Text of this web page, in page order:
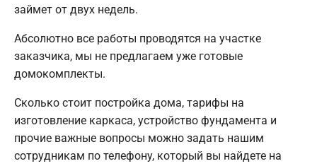
займет от двух недель.
Абсолютно все работы проводятся на участке
заказчика, мы не предлагаем уже готовые
домокомплекты.
Сколько стоит постройка дома, тарифы на
изготовление каркаса, устройство фундамента и
прочие важные вопросы можно задать нашим
сотрудникам по телефону, который вы найдете на